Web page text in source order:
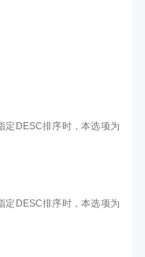
定DESC排序时，本选项为
定DESC排序时，本选项为